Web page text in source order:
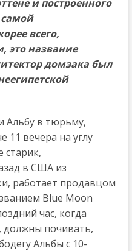
и построенного
самой
всего,
это название
домзака был
Альбу в тюрьму,
11 вечера на углу
старик,
в США из
работает продавцом
Blue Moon
час, когда
должны почивать,
Альбы с 10-